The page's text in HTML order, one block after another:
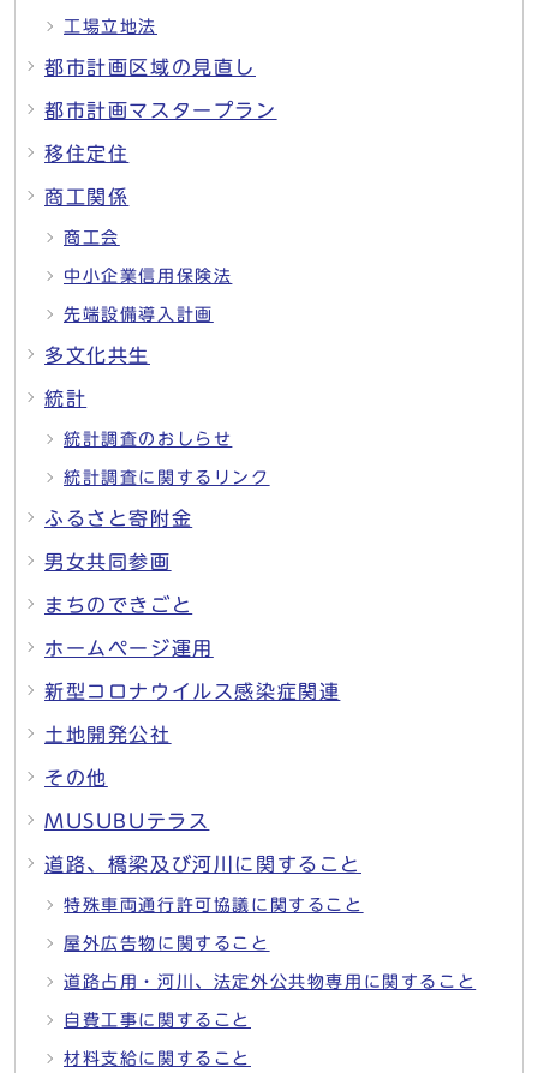
工場立地法
都市計画区域の見直し
都市計画マスタープラン
移住定住
商工関係
商工会
中小企業信用保険法
先端設備導入計画
多文化共生
統計
統計調査のおしらせ
統計調査に関するリンク
ふるさと寄附金
男女共同参画
まちのできごと
ホームページ運用
新型コロナウイルス感染症関連
土地開発公社
その他
MUSUBUテラス
道路、橋梁及び河川に関すること
特殊車両通行許可協議に関すること
屋外広告物に関すること
道路占用・河川、法定外公共物専用に関すること
自費工事に関すること
材料支給に関すること